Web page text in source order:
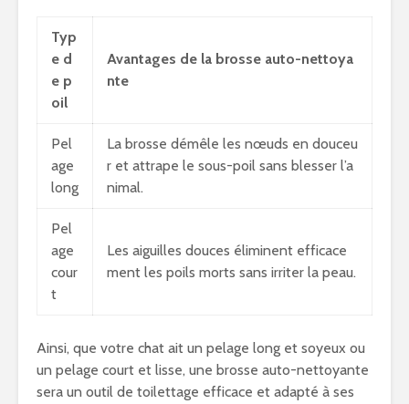
Typ
e d
e p
oil
Avantages de la brosse auto-nettoya
nte
Pel
age
long
La brosse démêle les nœuds en douceu
r et attrape le sous-poil sans blesser l’a
nimal.
Pel
age
cour
t
Les aiguilles douces éliminent efficace
ment les poils morts sans irriter la peau.
Ainsi, que votre chat ait un pelage long et soyeux ou
un pelage court et lisse, une brosse auto-nettoyante
sera un outil de toilettage efficace et adapté à ses